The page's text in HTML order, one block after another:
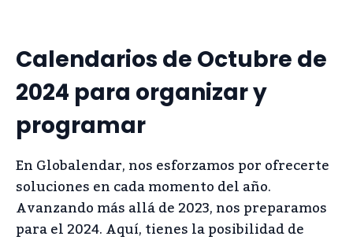
Calendarios de Octubre de
2024 para organizar y
programar
En Globalendar, nos esforzamos por ofrecerte
soluciones en cada momento del año.
Avanzando más allá de 2023, nos preparamos
para el 2024. Aquí, tienes la posibilidad de